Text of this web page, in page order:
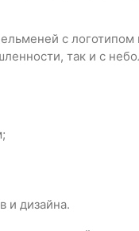
с
так и с
и дизайна.